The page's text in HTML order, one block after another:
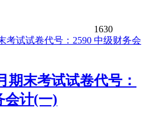
1630
期末考试试卷代号：
会计(一)